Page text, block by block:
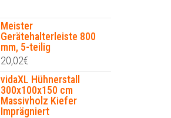
Meister
Gerätehalterleiste 800
mm, 5-teilig
20,02€
vidaXL Hühnerstall
300x100x150 cm
Massivholz Kiefer
Imprägniert